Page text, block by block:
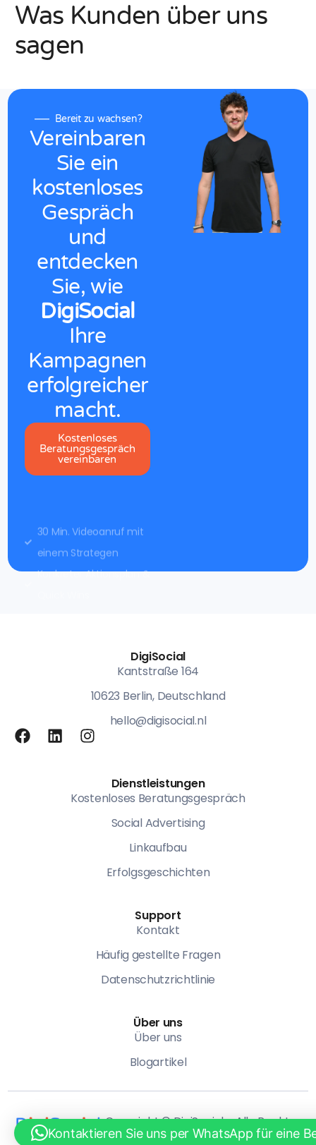
Was Kunden über uns
sagen
Bereit zu wachsen?
Vereinbaren
Sie ein
kostenloses
Gespräch
und
entdecken
Sie, wie
DigiSocial
Ihre
Kampagnen
erfolgreicher
macht.
Kostenloses
Beratungsgespräch
vereinbaren
einem Strategen
Konkreter Aktionsplan &
DigiSocial
Kantstraße 164
10623 Berlin, Deutschland
hello@digisocial.nl
Dienstleistungen
Kostenloses Beratungsgespräch
Social Advertising
Linkaufbau
Erfolgsgeschichten
Support
Kontakt
Häufig gestellte Fragen
Datenschutzrichtlinie
Über uns
Über uns
Blogartikel
Copyright © DigiSocial – Alle Rechte
vorbehalten.
Kostenloses Beratungsgespräch
Kontaktieren Sie uns per WhatsApp für eine